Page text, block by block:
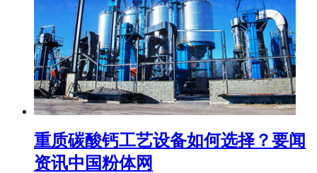
重质碳酸钙工艺设备如何选择？要闻
资讯中国粉体网